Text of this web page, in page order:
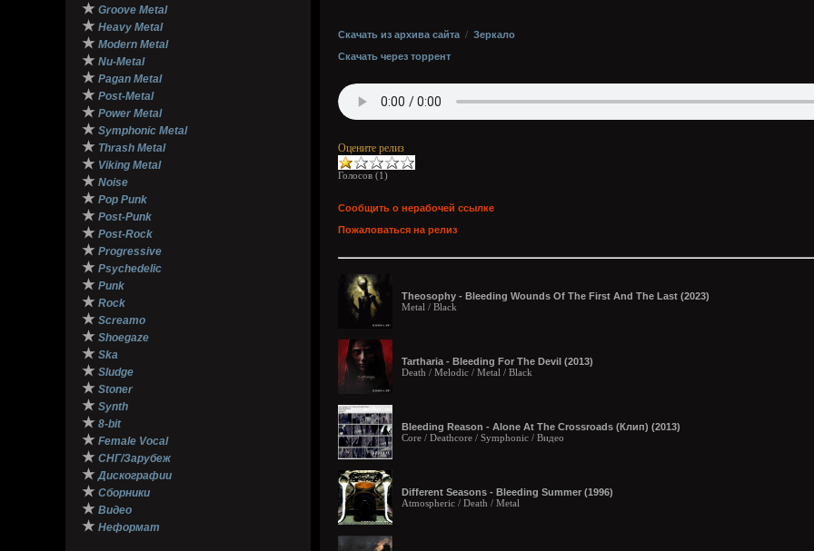
★ Groove Metal
★ Heavy Metal
★ Modern Metal
★ Nu-Metal
★ Pagan Metal
★ Post-Metal
★ Power Metal
★ Symphonic Metal
★ Thrash Metal
★ Viking Metal
★ Noise
★ Pop Punk
★ Post-Punk
★ Post-Rock
★ Progressive
★ Psychedelic
★ Punk
★ Rock
★ Screamo
★ Shoegaze
★ Ska
★ Sludge
★ Stoner
★ Synth
★ 8-bit
★ Female Vocal
★ СНГ/Зарубеж
★ Дискографии
★ Сборники
★ Видео
★ Неформат
Скачать из архива сайта / Зеркало
Скачать через торрент
Оцените релиз
Голосов (1)
Сообщить о нерабочей ссылке
Пожаловаться на релиз
Theosophy - Bleeding Wounds Of The First And The Last (2023)
Metal / Black
Tartharia - Bleeding For The Devil (2013)
Death / Melodic / Metal / Black
Bleeding Reason - Alone At The Crossroads (Клип) (2013)
Core / Deathcore / Symphonic / Видео
Different Seasons - Bleeding Summer (1996)
Atmospheric / Death / Metal